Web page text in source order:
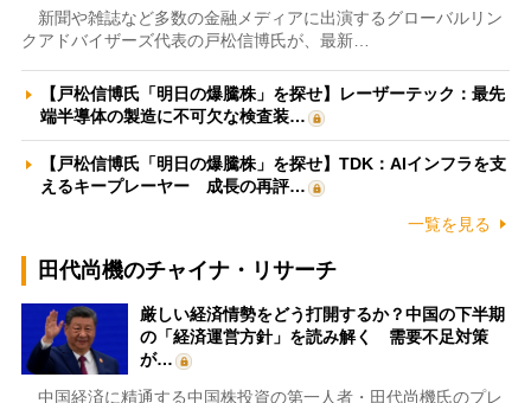
新聞や雑誌など多数の金融メディアに出演するグローバルリン
クアドバイザーズ代表の戸松信博氏が、最新…
【戸松信博氏「明日の爆騰株」を探せ】レーザーテック：最先
端半導体の製造に不可欠な検査装…
【戸松信博氏「明日の爆騰株」を探せ】TDK：AIインフラを支
えるキープレーヤー 成長の再評…
一覧を見る
田代尚機のチャイナ・リサーチ
厳しい経済情勢をどう打開するか？中国の下半期
の「経済運営方針」を読み解く 需要不足対策
が…
中国経済に精通する中国株投資の第一人者・田代尚機氏のプレ